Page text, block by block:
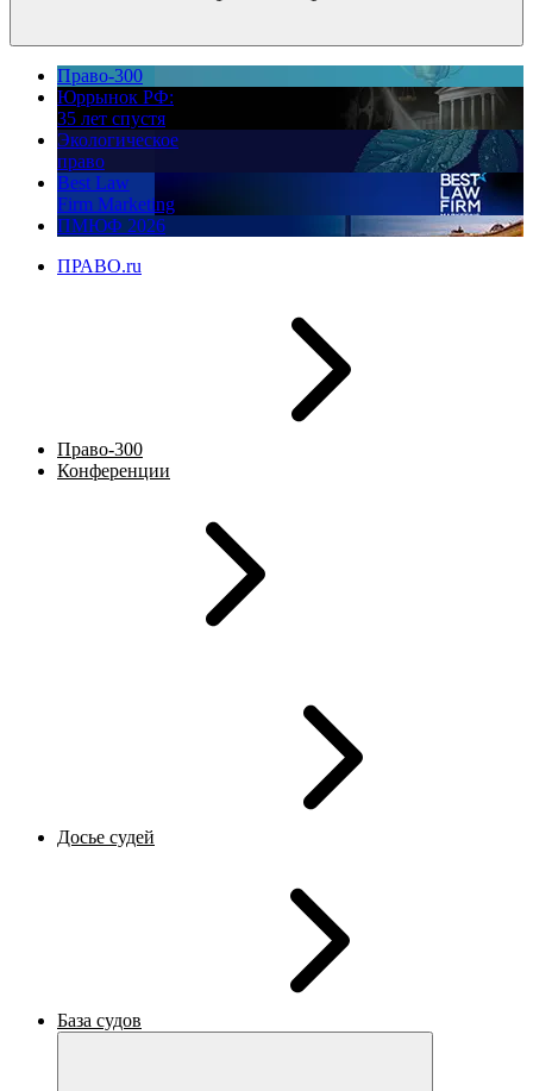
Право-300
Юррынок РФ:
35 лет спустя
Экологическое
право
Best Law
Firm Marketing
ПМЮФ 2026
ПРАВО.ru
Право-300
Конференции
Досье судей
База судов